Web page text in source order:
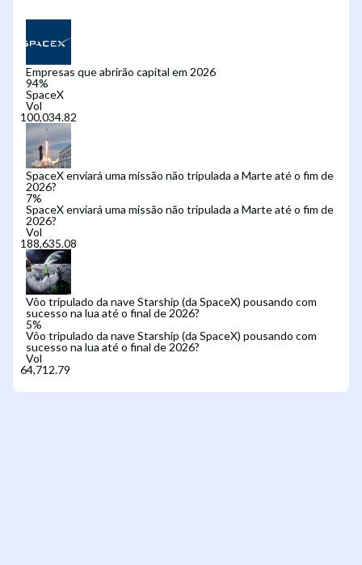
Empresas que abrirão capital em 2026
94%
SpaceX
Vol
SpaceX enviará uma missão não tripulada a Marte até o fim de
2026?
7%
SpaceX enviará uma missão não tripulada a Marte até o fim de
2026?
Vol
Vôo tripulado da nave Starship (da SpaceX) pousando com
sucesso na lua até o final de 2026?
5%
Vôo tripulado da nave Starship (da SpaceX) pousando com
sucesso na lua até o final de 2026?
Vol